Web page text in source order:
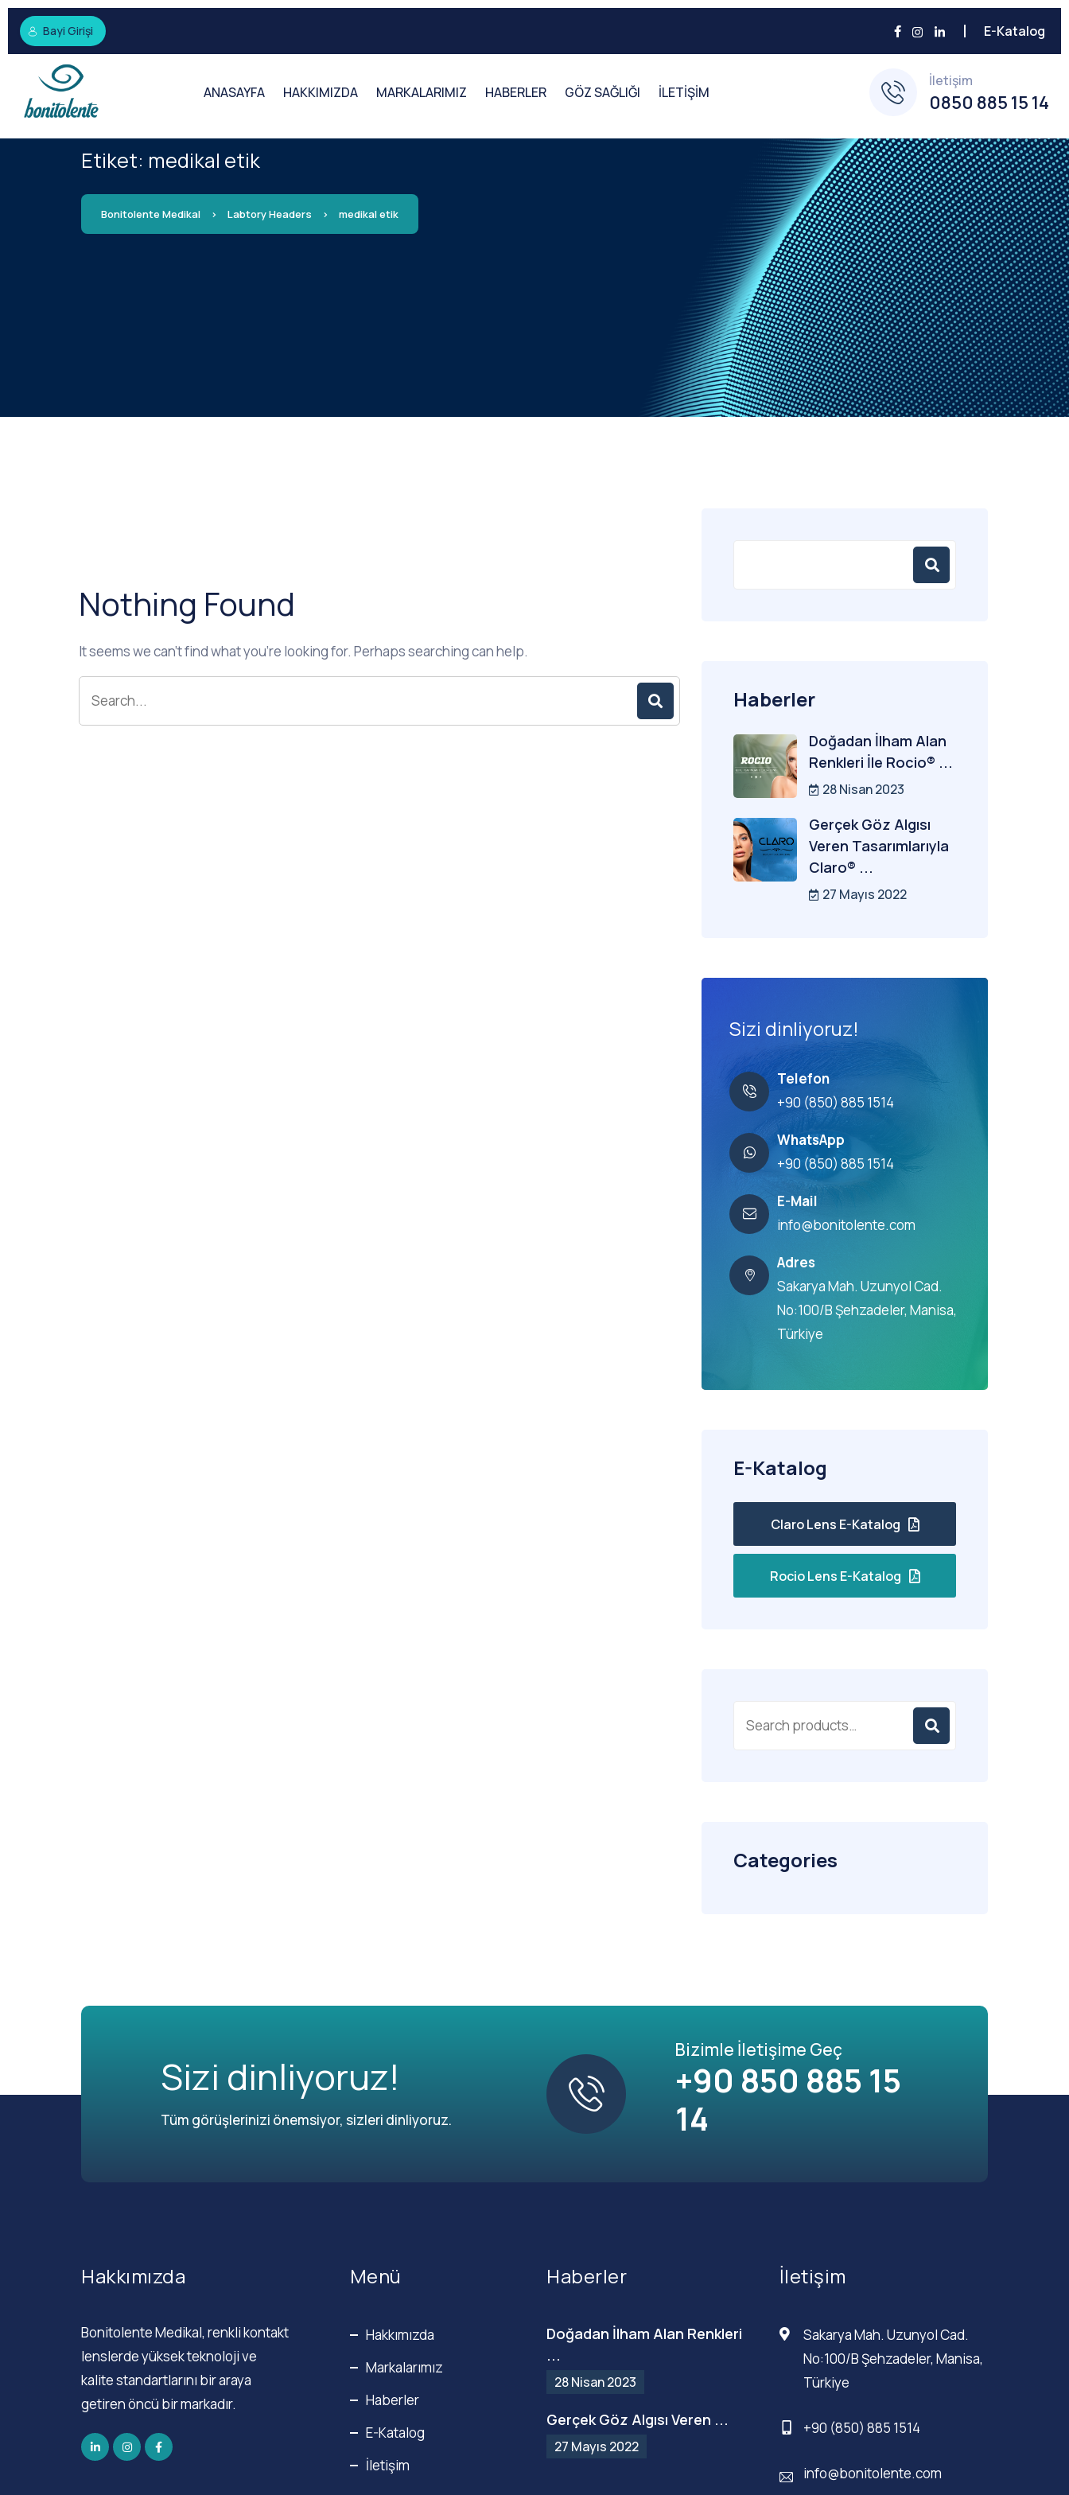
Bayi Girişi E-Katalog
ANASAYFA HAKKIMIZDA MARKALARIMIZ HABERLER GÖZ SAĞLIĞI İLETİŞİM
İletişim
0850 885 15 14
Etiket: medikal etik
Bonitolente Medikal > Labtory Headers > medikal etik
Nothing Found
It seems we can’t find what you’re looking for. Perhaps searching can help.
Haberler
Doğadan İlham Alan
Renkleri İle Rocio® ...
28 Nisan 2023
Gerçek Göz Algısı
Veren Tasarımlarıyla
Claro® ...
27 Mayıs 2022
Sizi dinliyoruz!
Telefon
+90 (850) 885 1514
WhatsApp
+90 (850) 885 1514
E-Mail
info@bonitolente.com
Adres
Sakarya Mah. Uzunyol Cad.
No:100/B Şehzadeler, Manisa,
Türkiye
E-Katalog
Claro Lens E-Katalog
Rocio Lens E-Katalog
Categories
Sizi dinliyoruz!
Tüm görüşlerinizi önemsiyor, sizleri dinliyoruz.
Bizimle İletişime Geç
+90 850 885 15
14
Hakkımızda
Bonitolente Medikal, renkli kontakt
lenslerde yüksek teknoloji ve
kalite standartlarını bir araya
getiren öncü bir markadır.
Menü
Hakkımızda
Markalarımız
Haberler
E-Katalog
İletişim
Haberler
Doğadan İlham Alan Renkleri
...
28 Nisan 2023
Gerçek Göz Algısı Veren ...
27 Mayıs 2022
İletişim
Sakarya Mah. Uzunyol Cad.
No:100/B Şehzadeler, Manisa,
Türkiye
+90 (850) 885 1514
info@bonitolente.com